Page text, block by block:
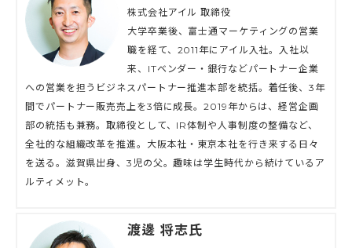
株式会社アイル 取締役
大学卒業後、富士通マーケティングの営業
職を経て、2011年にアイル入社。入社以
来、ITベンダー・銀行などパートナー企業
への営業を担うビジネスパートナー推進本部を統括。着任後、3年
間でパートナー販売売上を3倍に成長。2019年からは、経営企画
部の統括も兼務。取締役として、IR体制や人事制度の整備など、
全社的な組織改革を推進。大阪本社・東京本社を行き来する日々
を送る。滋賀県出身、3児の父。趣味は学生時代から続けているア
ルティメット。
渡邊 将志氏